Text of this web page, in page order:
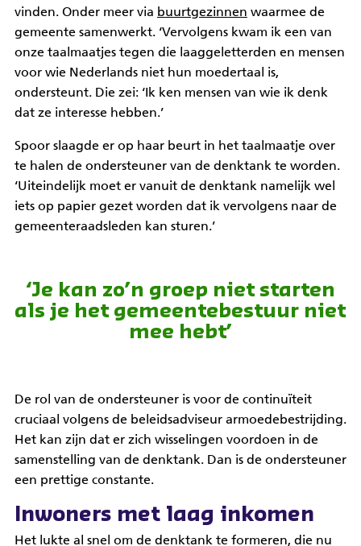
vinden. Onder meer via buurtgezinnen waarmee de
gemeente samenwerkt. ‘Vervolgens kwam ik een van
onze taalmaatjes tegen die laaggeletterden en mensen
voor wie Nederlands niet hun moedertaal is,
ondersteunt. Die zei: ‘Ik ken mensen van wie ik denk
dat ze interesse hebben.’
Spoor slaagde er op haar beurt in het taalmaatje over
te halen de ondersteuner van de denktank te worden.
‘Uiteindelijk moet er vanuit de denktank namelijk wel
iets op papier gezet worden dat ik vervolgens naar de
gemeenteraadsleden kan sturen.’
‘Je kan zo’n groep niet starten
als je het gemeentebestuur niet
mee hebt’
De rol van de ondersteuner is voor de continuïteit
cruciaal volgens de beleidsadviseur armoedebestrijding.
Het kan zijn dat er zich wisselingen voordoen in de
samenstelling van de denktank. Dan is de ondersteuner
een prettige constante.
Inwoners met laag inkomen
Het lukte al snel om de denktank te formeren, die nu